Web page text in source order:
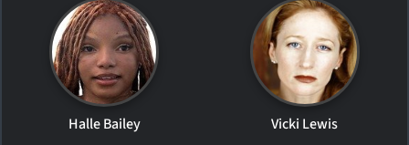
Halle Bailey Vicki Lewis